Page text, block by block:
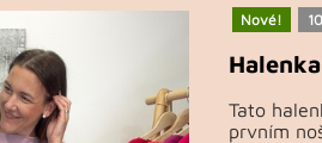
Nové!
Tato
prvním